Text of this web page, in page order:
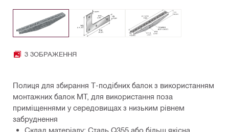
3 ЗОБРАЖЕННЯ
Полиця для збирання Т-подібних балок з використанням
монтажних балок MT, для використання поза
приміщеннями у середовищах з низьким рівнем
забруднення
Склад матеріалу: Сталь Q355 або більш якісна